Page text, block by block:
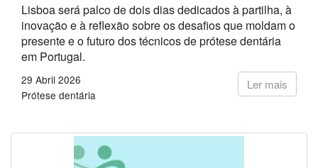
Lisboa será palco de dois dias dedicados à partilha, à
inovação e à reflexão sobre os desafios que moldam o
presente e o futuro dos técnicos de prótese dentária
em Portugal.
Ler mais
29 Abril 2026
Prótese dentária